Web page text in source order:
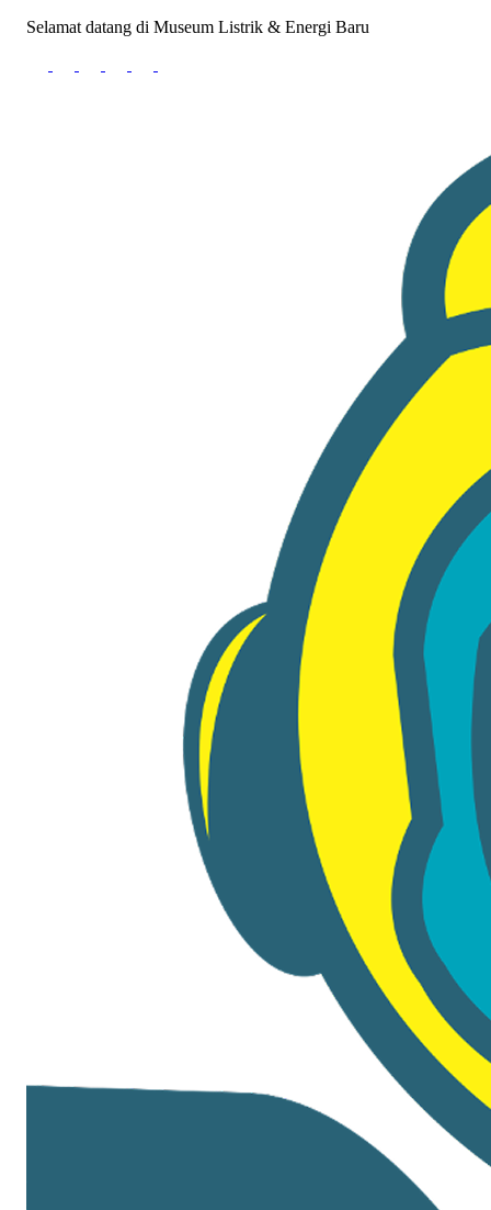
Selamat datang di Museum Listrik & Energi Baru